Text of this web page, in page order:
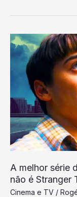
A melhor série
não é Stranger
Cinema e TV /
A
melhor
série
Ficção
Científica
da
Netflix
não
Stranger